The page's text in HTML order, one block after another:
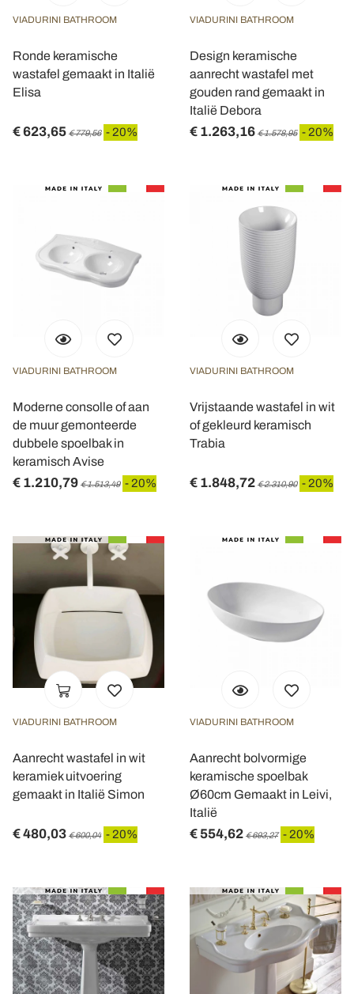
VIADURINI BATHROOM
Ronde keramische
wastafel gemaakt in Italië
Elisa
€ 623,65 € 779,56 - 20%
VIADURINI BATHROOM
Design keramische
aanrecht wastafel met
gouden rand gemaakt in
Italië Debora
€ 1.263,16 € 1.578,95 - 20%
VIADURINI BATHROOM
Moderne consolle of aan
de muur gemonteerde
dubbele spoelbak in
keramisch Avise
€ 1.210,79 € 1.513,49 - 20%
VIADURINI BATHROOM
Vrijstaande wastafel in wit
of gekleurd keramisch
Trabia
€ 1.848,72 € 2.310,90 - 20%
VIADURINI BATHROOM
Aanrecht wastafel in wit
keramiek uitvoering
gemaakt in Italië Simon
€ 480,03 € 600,04 - 20%
VIADURINI BATHROOM
Aanrecht bolvormige
keramische spoelbak
Ø60cm Gemaakt in Leivi,
Italië
€ 554,62 € 693,27 - 20%